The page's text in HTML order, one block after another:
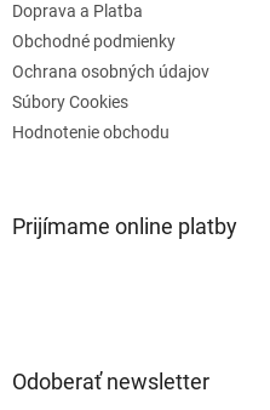
Doprava a Platba
Obchodné podmienky
Ochrana osobných údajov
Súbory Cookies
Hodnotenie obchodu
Prijímame online platby
Odoberať newsletter